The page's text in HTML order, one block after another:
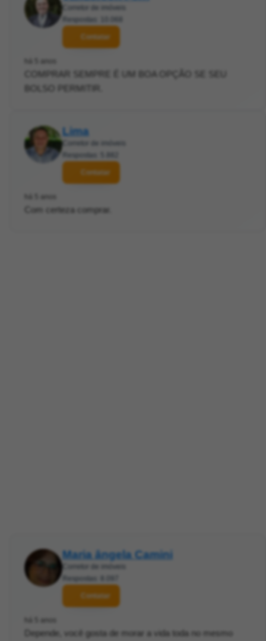
Corretor de imóveis
Respostas: 10.068
Contatar
há 5 anos
COMPRAR SEMPRE É UM BOA OPÇÃO SE SEU
BOLSO PERMITIR.
Lima
Corretor de imóveis
Respostas: 5.882
Contatar
há 5 anos
Com certeza comprar.
Maria ângela Camini
Corretor de imóveis
Respostas: 8.097
Contatar
há 5 anos
Depende, você gosta de morar a vida toda no mesmo